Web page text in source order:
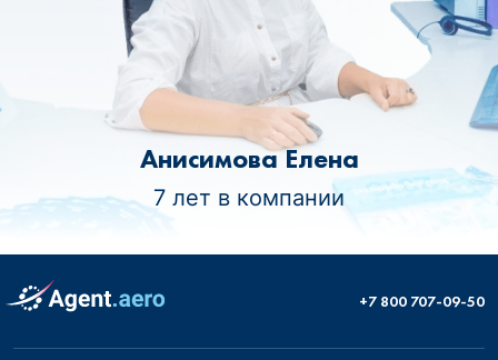
Анисимова Елена
7 лет в компании
+7 800 707-09-50